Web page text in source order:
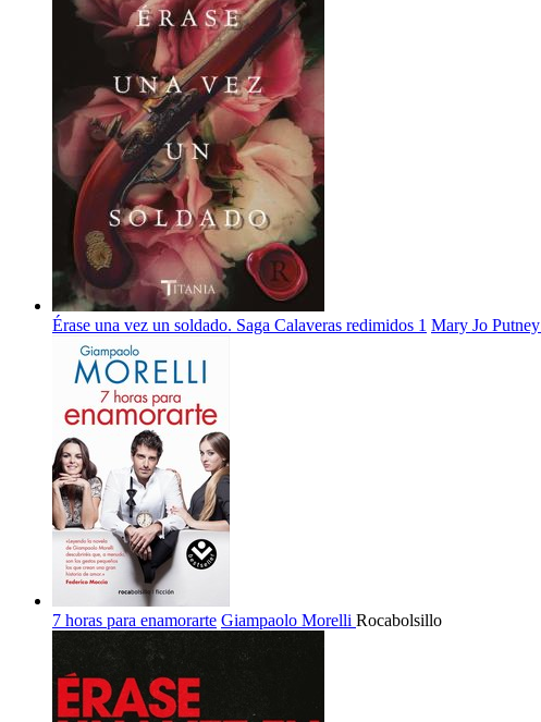
Érase una vez un soldado. Saga Calaveras redimidos 1 Mary Jo Putney
7 horas para enamorarte Giampaolo Morelli Rocabolsillo